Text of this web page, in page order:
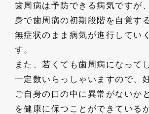
歯周病は予防できる病気ですが
身で歯周病の初期段階を自覚す
無症状のまま病気が進行してい
す。
また、若くても歯周病になって
一定数いらっしゃいますので、
ご自身の口の中に異常がないか
を健康に保つことができている